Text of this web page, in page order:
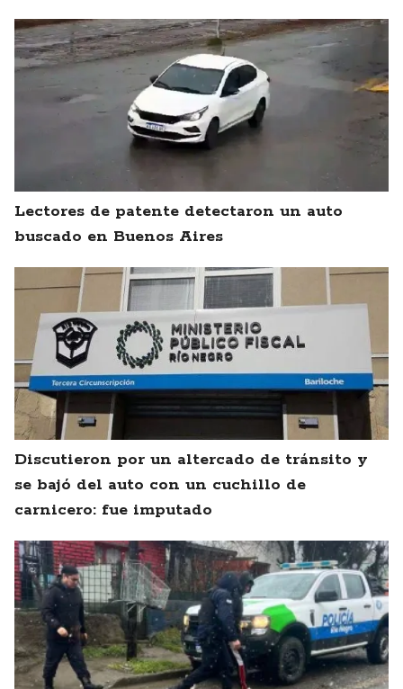
Lectores de patente detectaron un auto
buscado en Buenos Aires
Discutieron por un altercado de tránsito y
se bajó del auto con un cuchillo de
carnicero: fue imputado